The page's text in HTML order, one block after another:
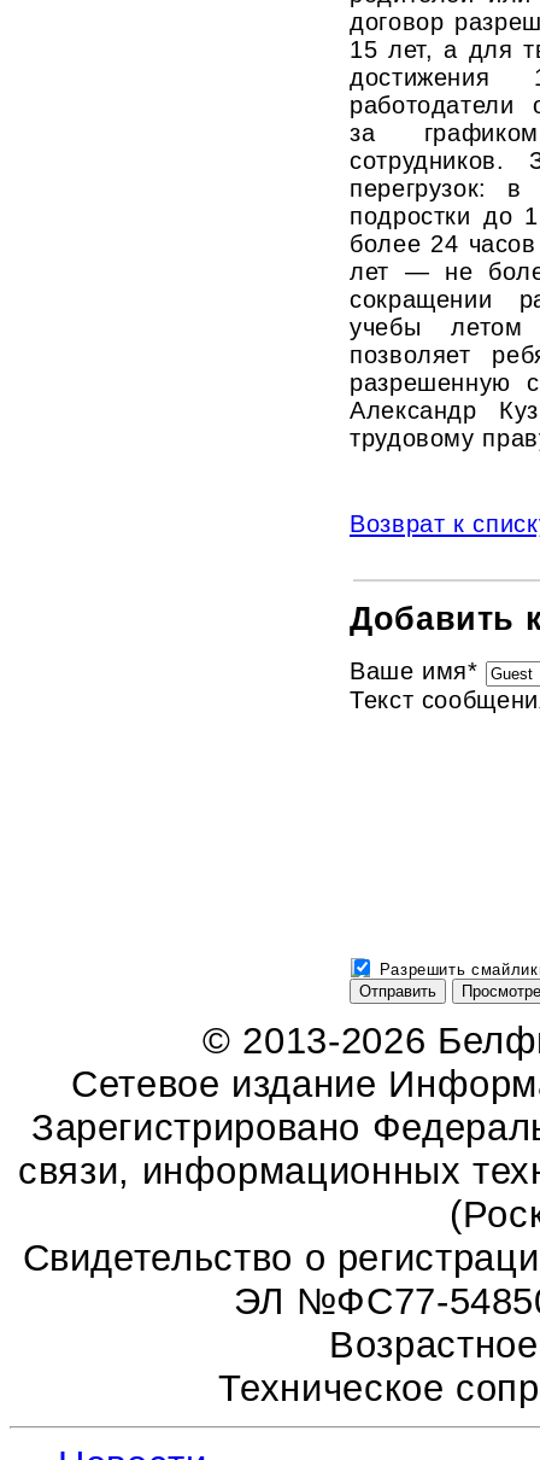
договор
15 лет, а для
работодатели
за графиком
перегрузок:
подростки до
более 24
лет — не
сокращении
учебы летом
позволяет
разрешенную
Александр
трудовому
Возврат к
Добавить
Ваше имя*
Текст
Разрешить
© 2013-2026
Сетевое издание
Зарегистрировано
связи, информационных
Свидетельство о
ЭЛ №ФС77-
Техническое